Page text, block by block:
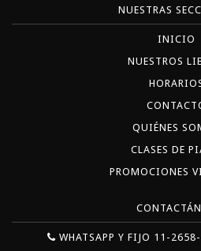
NUESTRAS
INICIO
NUESTROS
QUIÉNES
CLASES DE
PROMOCIONES
WHATSAPP Y FIJO 11-